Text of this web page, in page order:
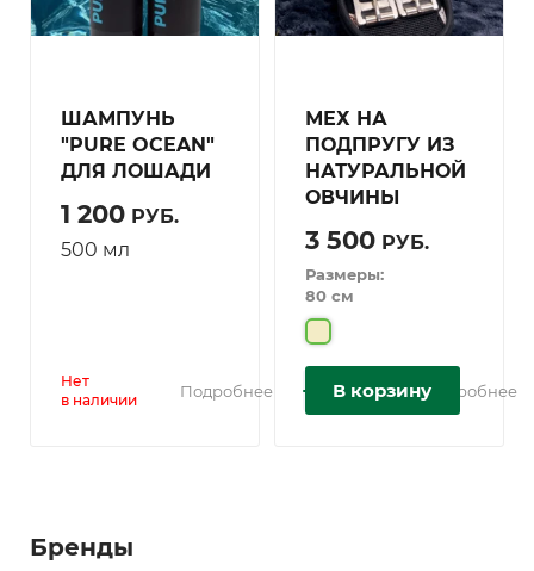
ШАМПУНЬ
"PURE OCEAN"
ДЛЯ ЛОШАДИ
1 200 РУБ.
500 мл
Нет
в наличии
Подробнее
МЕХ НА
ПОДПРУГУ ИЗ
НАТУРАЛЬНОЙ
ОВЧИНЫ
3 500РУБ.
Размеры:
80 см
В корзинуПодробнее
Бренды